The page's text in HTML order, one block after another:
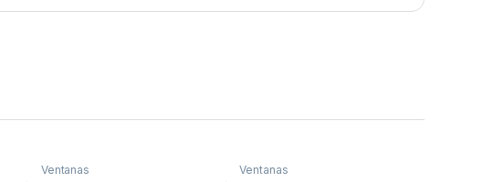
Ventanas Ventanas